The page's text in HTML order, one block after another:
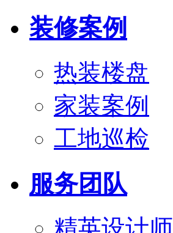
装修案例
热装楼盘
家装案例
工地巡检
服务团队